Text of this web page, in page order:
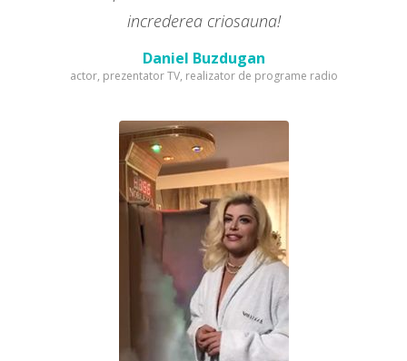
increderea criosauna!
Daniel Buzdugan
actor, prezentator TV, realizator de programe radio